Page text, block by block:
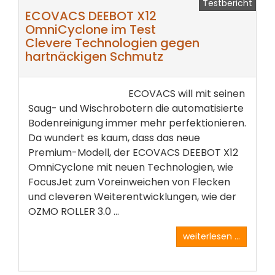
Testbericht
ECOVACS DEEBOT X12
OmniCyclone im Test
Clevere Technologien gegen
hartnäckigen Schmutz
ECOVACS will mit seinen
Saug- und Wischrobotern die automatisierte
Bodenreinigung immer mehr perfektionieren.
Da wundert es kaum, dass das neue
Premium-Modell, der ECOVACS DEEBOT X12
OmniCyclone mit neuen Technologien, wie
FocusJet zum Voreinweichen von Flecken
und cleveren Weiterentwicklungen, wie der
OZMO ROLLER 3.0 ...
weiterlesen ...